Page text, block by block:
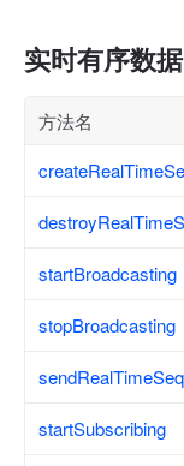
实时有序数据
方法名
startBroadcasting
stopBroadcasting
startSubscribing